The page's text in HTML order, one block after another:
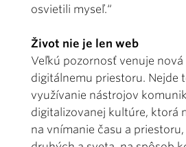
osvietili myseľ.“
Život nie je len web
Veľkú pozornosť venuje
digitálnemu priestoru. Nejde
využívanie nástrojov
digitalizovanej kultúre, ktorá
na vnímanie času a